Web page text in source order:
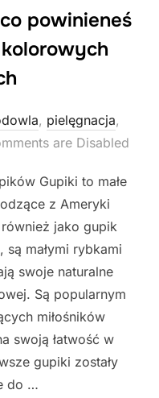
powinieneś
, pielęgnacja,
are Disabled
Gupiki to małe
z Ameryki
jako gupik
są małymi rybkami
swoje naturalne
Są popularnym
miłośników
swoją łatwość w
gupiki zostały
do …